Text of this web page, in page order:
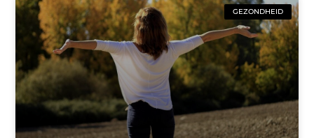
GEZONDHEID